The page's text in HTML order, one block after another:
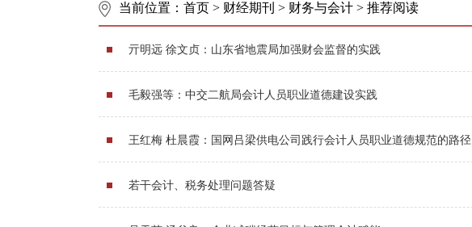
当前位置： 首页 > 财经期刊 > 财务与会计 > 推荐阅读
亓明远 徐文贞：山东省地震局加强财会监督的实践
毛毅强等：中交二航局会计人员职业道德建设实践
王红梅 杜晨霞：国网吕梁供电公司践行会计人员职业道德规范的路径
若干会计、税务处理问题答疑